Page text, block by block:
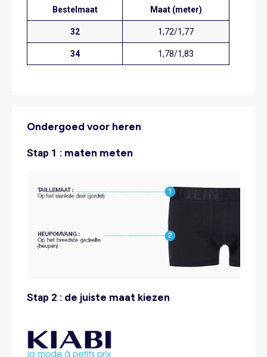
Bestelmaat Maat (meter)
32 1,72/1,77
34 1,78/1,83
Ondergoed voor heren
Stap 1 : maten meten
Stap 2 : de juiste maat kiezen